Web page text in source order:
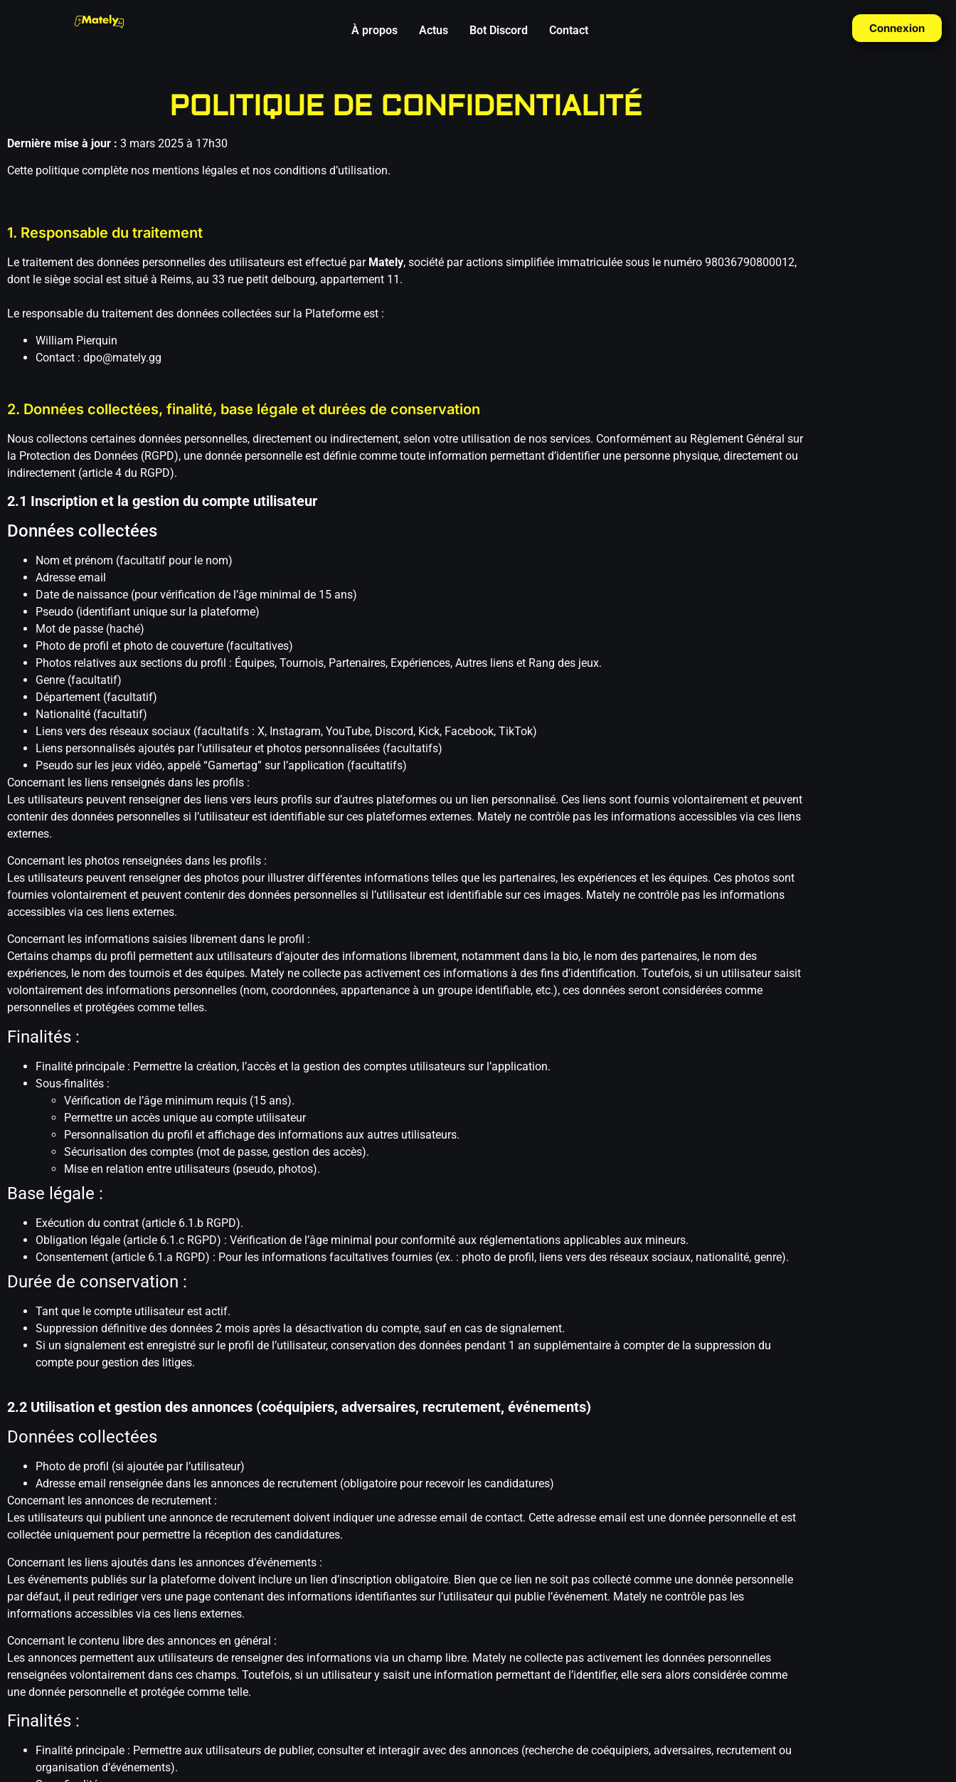
À propos Actus Bot Discord Contact Connexion
POLITIQUE DE CONFIDENTIALITÉ
Dernière mise à jour : 3 mars 2025 à 17h30
Cette politique complète nos mentions légales et nos conditions d’utilisation.
1. Responsable du traitement
Le traitement des données personnelles des utilisateurs est effectué par Mately, société par actions simplifiée immatriculée sous le numéro 98036790800012,
dont le siège social est situé à Reims, au 33 rue petit delbourg, appartement 11.
Le responsable du traitement des données collectées sur la Plateforme est :
William Pierquin
Contact : dpo@mately.gg
2. Données collectées, finalité, base légale et durées de conservation
Nous collectons certaines données personnelles, directement ou indirectement, selon votre utilisation de nos services. Conformément au Règlement Général sur
la Protection des Données (RGPD), une donnée personnelle est définie comme toute information permettant d’identifier une personne physique, directement ou
indirectement (article 4 du RGPD).
2.1 Inscription et la gestion du compte utilisateur
Données collectées
Nom et prénom (facultatif pour le nom)
Adresse email
Date de naissance (pour vérification de l’âge minimal de 15 ans)
Pseudo (identifiant unique sur la plateforme)
Mot de passe (haché)
Photo de profil et photo de couverture (facultatives)
Photos relatives aux sections du profil : Équipes, Tournois, Partenaires, Expériences, Autres liens et Rang des jeux.
Genre (facultatif)
Département (facultatif)
Nationalité (facultatif)
Liens vers des réseaux sociaux (facultatifs : X, Instagram, YouTube, Discord, Kick, Facebook, TikTok)
Liens personnalisés ajoutés par l’utilisateur et photos personnalisées (facultatifs)
Pseudo sur les jeux vidéo, appelé “Gamertag” sur l’application (facultatifs)
Concernant les liens renseignés dans les profils :
Les utilisateurs peuvent renseigner des liens vers leurs profils sur d’autres plateformes ou un lien personnalisé. Ces liens sont fournis volontairement et peuvent
contenir des données personnelles si l’utilisateur est identifiable sur ces plateformes externes. Mately ne contrôle pas les informations accessibles via ces liens
externes.
Concernant les photos renseignées dans les profils :
Les utilisateurs peuvent renseigner des photos pour illustrer différentes informations telles que les partenaires, les expériences et les équipes. Ces photos sont
fournies volontairement et peuvent contenir des données personnelles si l’utilisateur est identifiable sur ces images. Mately ne contrôle pas les informations
accessibles via ces liens externes.
Concernant les informations saisies librement dans le profil :
Certains champs du profil permettent aux utilisateurs d’ajouter des informations librement, notamment dans la bio, le nom des partenaires, le nom des
expériences, le nom des tournois et des équipes. Mately ne collecte pas activement ces informations à des fins d’identification. Toutefois, si un utilisateur saisit
volontairement des informations personnelles (nom, coordonnées, appartenance à un groupe identifiable, etc.), ces données seront considérées comme
personnelles et protégées comme telles.
Finalités :
Finalité principale : Permettre la création, l’accès et la gestion des comptes utilisateurs sur l’application.
Sous-finalités :
Vérification de l’âge minimum requis (15 ans).
Permettre un accès unique au compte utilisateur
Personnalisation du profil et affichage des informations aux autres utilisateurs.
Sécurisation des comptes (mot de passe, gestion des accès).
Mise en relation entre utilisateurs (pseudo, photos).
Base légale :
Exécution du contrat (article 6.1.b RGPD).
Obligation légale (article 6.1.c RGPD) : Vérification de l’âge minimal pour conformité aux réglementations applicables aux mineurs.
Consentement (article 6.1.a RGPD) : Pour les informations facultatives fournies (ex. : photo de profil, liens vers des réseaux sociaux, nationalité, genre).
Durée de conservation :
Tant que le compte utilisateur est actif.
Suppression définitive des données 2 mois après la désactivation du compte, sauf en cas de signalement.
Si un signalement est enregistré sur le profil de l’utilisateur, conservation des données pendant 1 an supplémentaire à compter de la suppression du
compte pour gestion des litiges.
2.2 Utilisation et gestion des annonces (coéquipiers, adversaires, recrutement, événements)
Données collectées
Photo de profil (si ajoutée par l’utilisateur)
Adresse email renseignée dans les annonces de recrutement (obligatoire pour recevoir les candidatures)
Concernant les annonces de recrutement :
Les utilisateurs qui publient une annonce de recrutement doivent indiquer une adresse email de contact. Cette adresse email est une donnée personnelle et est
collectée uniquement pour permettre la réception des candidatures.
Concernant les liens ajoutés dans les annonces d’événements :
Les événements publiés sur la plateforme doivent inclure un lien d’inscription obligatoire. Bien que ce lien ne soit pas collecté comme une donnée personnelle
par défaut, il peut rediriger vers une page contenant des informations identifiantes sur l’utilisateur qui publie l’événement. Mately ne contrôle pas les
informations accessibles via ces liens externes.
Concernant le contenu libre des annonces en général :
Les annonces permettent aux utilisateurs de renseigner des informations via un champ libre. Mately ne collecte pas activement les données personnelles
renseignées volontairement dans ces champs. Toutefois, si un utilisateur y saisit une information permettant de l’identifier, elle sera alors considérée comme
une donnée personnelle et protégée comme telle.
Finalités :
Finalité principale : Permettre aux utilisateurs de publier, consulter et interagir avec des annonces (recherche de coéquipiers, adversaires, recrutement ou
organisation d’événements).